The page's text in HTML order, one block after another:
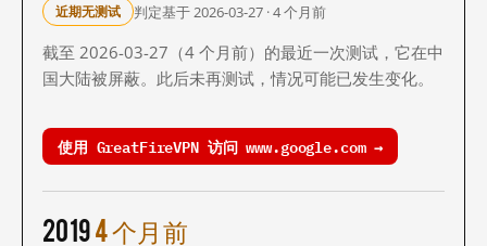
近期无测试 判定基于 2026-03-27 · 4 个月前
截至 2026-03-27（4 个月前）的最近一次测试，它在中
国大陆被屏蔽。此后未再测试，情况可能已发生变化。
使用 GreatFireVPN 访问 www.google.com →
20194 个月前